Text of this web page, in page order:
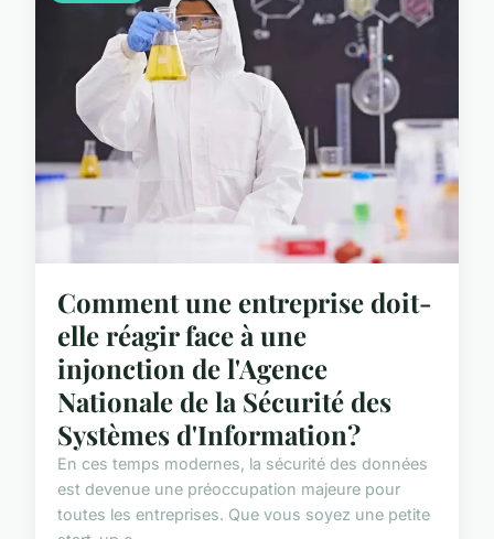
Comment une entreprise doit-
elle réagir face à une
injonction de l'Agence
Nationale de la Sécurité des
Systèmes d'Information?
En ces temps modernes, la sécurité des données
est devenue une préoccupation majeure pour
toutes les entreprises. Que vous soyez une petite